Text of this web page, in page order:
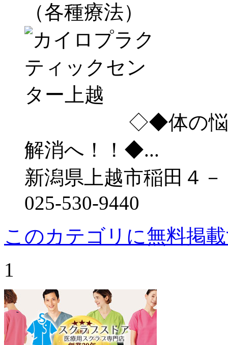
（各種療法）
◇◆体の悩み、
解消へ！！◆...
新潟県上越市稲田４
025-530-9440
このカテゴリに無料掲
1